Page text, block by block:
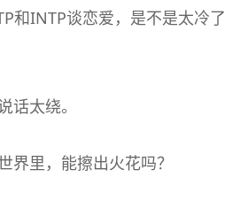
和INTP谈恋爱，是不是太冷了
话太绕。
界里，能擦出火花吗？